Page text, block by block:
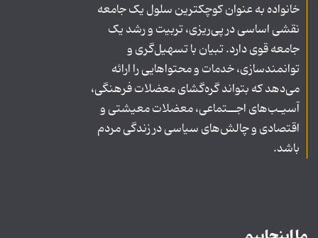
خانواده به عنوان کوچکترین سلول یک جامعه
نقشی اساسی در پی‌ریزی، تربیت و رشد یک
جامعه قوی دارد. تبیان با تسهیل‌گری و
توانمندسازی، خدمات و محتواهایی را ارائه
می‌دهد که بتواند گره‌گشای معضلات فرهنگی،
آسیـب‌های اجــتماعی، معضلات معیشتی و
اقتصادی و چالش‌های سیاسی در زندگی مردم
باشد.